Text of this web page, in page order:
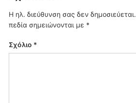
Η ηλ. διεύθυνση σας δεν δημοσιεύεται.
πεδία σημειώνονται με *
Σχόλιο *